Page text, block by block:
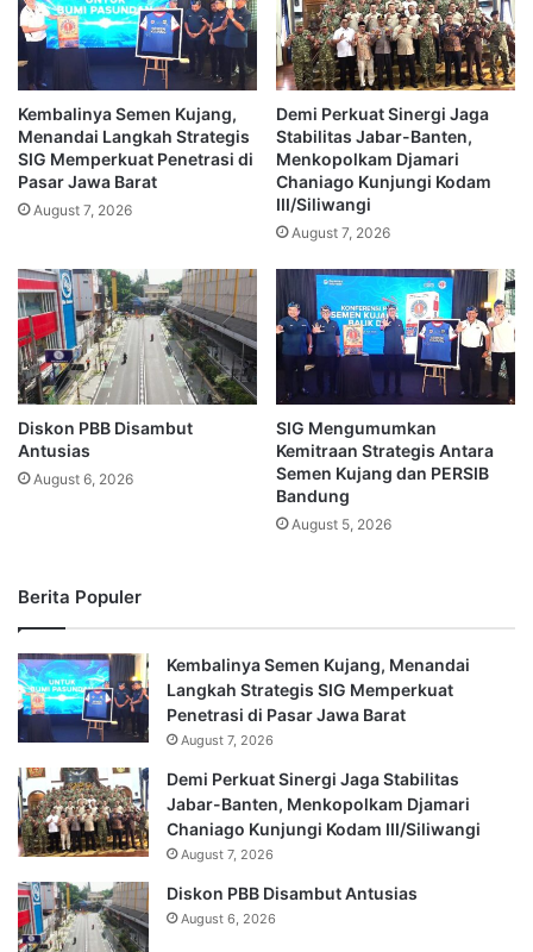
Kembalinya Semen Kujang,
Menandai Langkah Strategis
SIG Memperkuat Penetrasi di
Pasar Jawa Barat
August 7, 2026
Demi Perkuat Sinergi Jaga
Stabilitas Jabar-Banten,
Menkopolkam Djamari
Chaniago Kunjungi Kodam
III/Siliwangi
August 7, 2026
Diskon PBB Disambut
Antusias
August 6, 2026
SIG Mengumumkan
Kemitraan Strategis Antara
Semen Kujang dan PERSIB
Bandung
August 5, 2026
Berita Populer
Kembalinya Semen Kujang, Menandai
Langkah Strategis SIG Memperkuat
Penetrasi di Pasar Jawa Barat
August 7, 2026
Demi Perkuat Sinergi Jaga Stabilitas
Jabar-Banten, Menkopolkam Djamari
Chaniago Kunjungi Kodam III/Siliwangi
August 7, 2026
Diskon PBB Disambut Antusias
August 6, 2026